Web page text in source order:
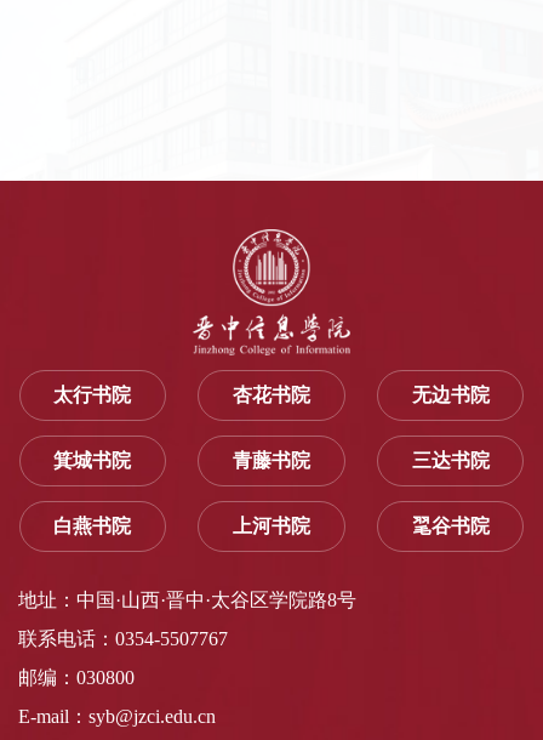
太行书院 杏花书院 无边书院
箕城书院 青藤书院 三达书院
白燕书院 上河书院 毣谷书院
地址：中国·山西·晋中·太谷区学院路8号
联系电话：0354-5507767
邮编：030800
E-mail：syb@jzci.edu.cn